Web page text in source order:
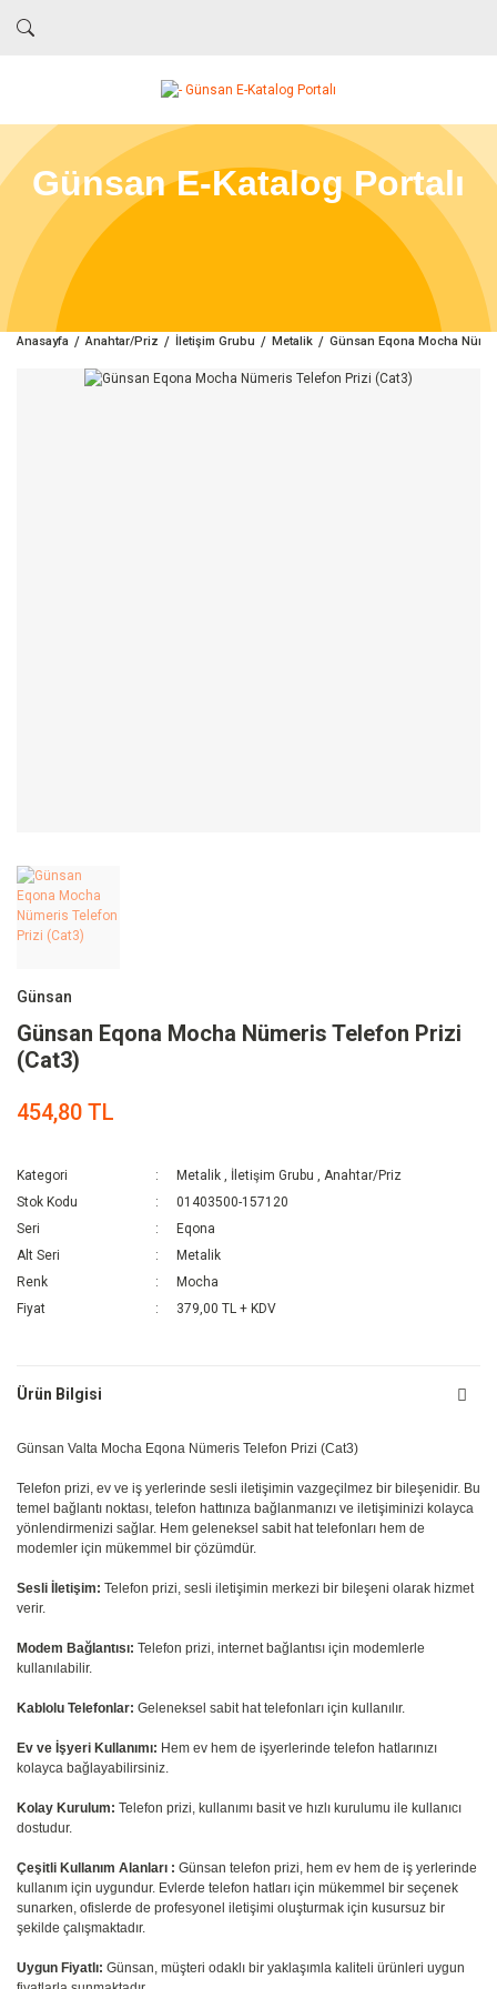
Günsan E-Katalog Portalı
Anasayfa Anahtar/Priz İletişim Grubu Metalik Günsan Eqona Mocha
Günsan
Günsan Eqona Mocha Nümeris Telefon Prizi
(Cat3)
454,80 TL
Kategori Metalik , İletişim Grubu ,Anahtar/Priz
Stok Kodu
01403500-157120
Seri
Eqona
Alt Seri
Metalik
Renk
Mocha
Fiyat
379,00 TL + KDV
Ürün Bilgisi
Günsan Valta Mocha Eqona Nümeris Telefon Prizi (Cat3)
Telefon prizi, ev ve iş yerlerinde sesli iletişimin vazgeçilmez bir bileşenidir. Bu
temel bağlantı noktası, telefon hattınıza bağlanmanızı ve iletişiminizi kolayca
yönlendirmenizi sağlar. Hem geleneksel sabit hat telefonları hem de
modemler için mükemmel bir çözümdür.
Sesli İletişim: Telefon prizi, sesli iletişimin merkezi bir bileşeni olarak hizmet
verir.
Modem Bağlantısı: Telefon prizi, internet bağlantısı için modemlerle
kullanılabilir.
Kablolu Telefonlar: Geleneksel sabit hat telefonları için kullanılır.
Ev ve İşyeri Kullanımı: Hem ev hem de işyerlerinde telefon hatlarınızı
kolayca bağlayabilirsiniz.
Kolay Kurulum: Telefon prizi, kullanımı basit ve hızlı kurulumu ile kullanıcı
dostudur.
Çeşitli Kullanım Alanları : Günsan telefon prizi, hem ev hem de iş yerlerinde
kullanım için uygundur. Evlerde telefon hatları için mükemmel bir seçenek
sunarken, ofislerde de profesyonel iletişimi oluşturmak için kusursuz bir
şekilde çalışmaktadır.
Uygun Fiyatlı: Günsan, müşteri odaklı bir yaklaşımla kaliteli ürünleri uygun